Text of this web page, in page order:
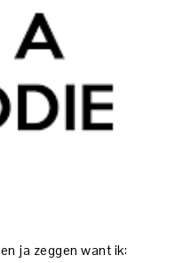
ja zeggen want ik: